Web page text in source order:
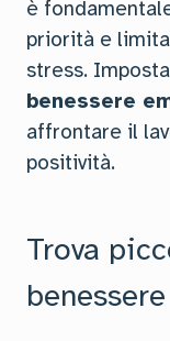
è
priorità e
stress.
benessere
affrontare il
positività.
Trova